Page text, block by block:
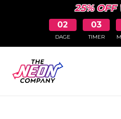
25% OFF
02
DAGE
03
TIMER
SIDEN
FUNDET